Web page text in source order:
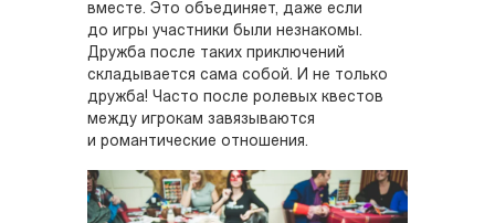
вместе. Это объединяет, даже если
до игры участники были незнакомы.
Дружба после таких приключений
складывается сама собой. И не только
дружба! Часто после ролевых квестов
между игрокам завязываются
и романтические отношения.